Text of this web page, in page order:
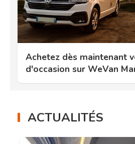
Achetez dès maintenant
d'occasion sur WeVan
ACTUALITÉS